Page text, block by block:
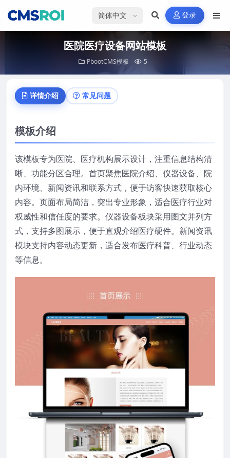
选择语言 登录
医院医疗设备网站模板
PbootCMS模板 5
详情介绍 常见问题
模板介绍
该模板专为医院、医疗机构展示设计，注重信息结构清
晰、功能分区合理。首页聚焦医院介绍、仪器设备、院
内环境、新闻资讯和联系方式，便于访客快速获取核心
内容。页面布局简洁，突出专业形象，适合医疗行业对
权威性和信任度的要求。仪器设备板块采用图文并列方
式，支持多图展示，便于直观介绍医疗硬件。新闻资讯
模块支持内容动态更新，适合发布医疗科普、行业动态
等信息。